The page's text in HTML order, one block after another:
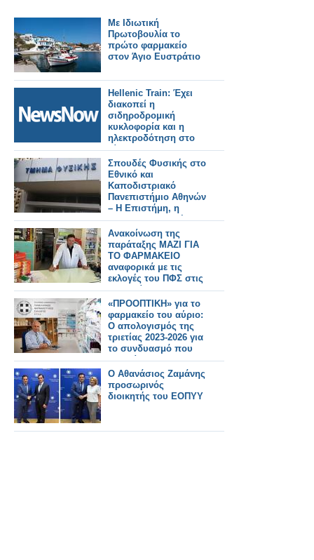
Με Ιδιωτική
Πρωτοβουλία το
πρώτο φαρμακείο
στον Άγιο Ευστράτιο
Hellenic Train: Έχει
διακοπεί η
σιδηροδρομική
κυκλοφορία και η
ηλεκτροδότηση στο
δίκτυο του
Προαστιακού
Σιδηροδρόμου
Αθηνών.
Σπουδές Φυσικής στο
Εθνικό και
Καποδιστριακό
Πανεπιστήμιο Αθηνών
– Η Επιστήμη, η
Έρευνα, η Διεθνής
Αναγνώριση, οι
Επαγγελματικές
Προοπτικές
Ανακοίνωση της
παράταξης ΜΑΖΙ ΓΙΑ
ΤΟ ΦΑΡΜΑΚΕΙΟ
αναφορικά με τις
εκλογές του ΠΦΣ στις
28 Ιουνίου 2026
«ΠΡΟΟΠΤΙΚΗ» για το
φαρμακείο του αύριο:
Ο απολογισμός της
τριετίας 2023-2026 για
το συνδυασμό που
διοικεί τον ΠΦΣ
Ο Αθανάσιος Ζαμάνης
προσωρινός
διοικητής του ΕΟΠΥΥ